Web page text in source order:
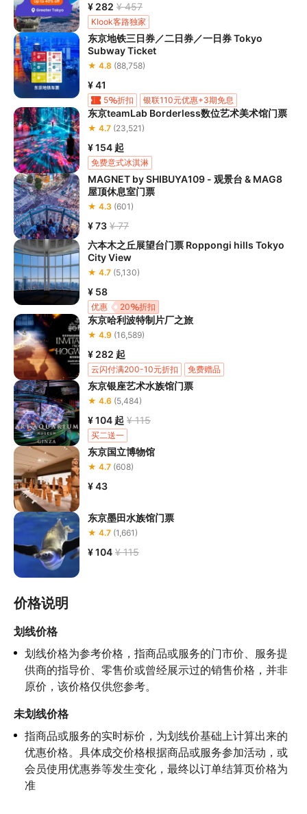
¥ 282 ¥ 457
Klook客路独家
东京地铁三日券／二日券／一日券 Tokyo
Subway Ticket
★ 4.8 (88,758)
¥ 41
5 折扣
银联110元优惠+3期免息
上银信用卡独家立减30元
东京teamLab Borderless数位艺术美术馆门票
★ 4.7 (23,521)
¥ 154 起
免费意式冰淇淋
MAGNET by SHIBUYA109 - 观景台 & MAG8
屋顶休息室门票
★ 4.3 (601)
¥ 73 ¥ 77
六本木之丘展望台门票 Roppongi hills Tokyo
City View
★ 4.7 (5,130)
¥ 58
20 折扣
优惠
东京哈利波特制片厂之旅
★ 4.9 (16,589)
¥ 282 起
云闪付满200-10元折扣 免费赠品
东京银座艺术水族馆门票
★ 4.6 (5,484)
¥ 104 起 ¥ 115
买二送一
东京国立博物馆
★ 4.7 (608)
¥ 43
东京墨田水族馆门票
★ 4.7 (1,661)
¥ 104 ¥ 115
价格说明
划线价格
划线价格为参考价格，指商品或服务的门市价、服务提
供商的指导价、零售价或曾经展示过的销售价格，并非
原价，该价格仅供您参考。
未划线价格
指商品或服务的实时标价，为划线价基础上计算出来的
优惠价格。具体成交价格根据商品或服务参加活动，或
会员使用优惠券等发生变化，最终以订单结算页价格为
准